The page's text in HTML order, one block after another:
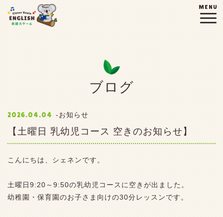
MENU
ブログ
2026.04.04 お知らせ
【土曜日 乳幼児コース 空きのお知らせ】
こんにちは、シェネンです。
土曜日9:20～9:50の乳幼児コースに空きが出ました。
幼稚園・保育園のお子さま向けの30分レッスンです。